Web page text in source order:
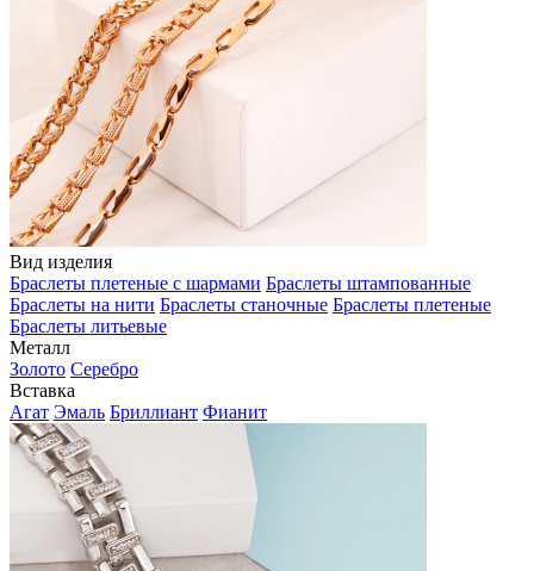
Вид изделия
Браслеты плетеные с шармами Браслеты штампованные
Браслеты на нити Браслеты станочные Браслеты плетеные
Браслеты литьевые
Металл
Золото Серебро
Вставка
Агат Эмаль Бриллиант Фианит